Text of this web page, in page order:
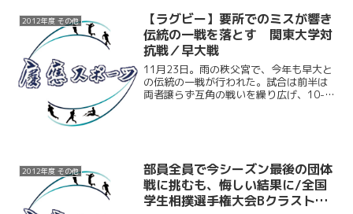
～9日・宇都宮）前の最後の大会となっ
た。両者とも1ヶ月前に...
2012年度 その他
【ラグビー】要所でのミスが響き
伝統の一戦を落とす 関東大学対
抗戦／早大戦
11月23日。雨の秩父宮で、今年も早大と
の伝統の一戦が行われた。試合は前半は
両者譲らず互角の戦いを繰り広げ、10-
2012年度 その他
部員全員で今シーズン最後の団体
戦に挑むも、悔しい結果に/全国
学生相撲選手権大会Bクラストー